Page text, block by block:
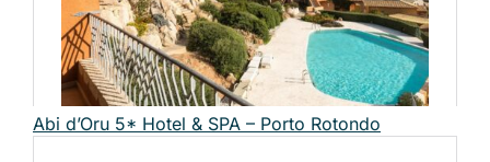
Abi d’Oru 5* Hotel & SPA – Porto Rotondo